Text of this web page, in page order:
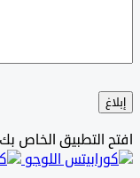
التطبيق الخاص بك